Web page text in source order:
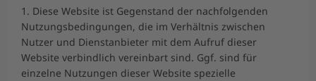
1. Diese Website ist Gegenstand der nachfolgenden
Nutzungsbedingungen, die im Verhältnis zwischen
Nutzer und Dienstanbieter mit dem Aufruf dieser
Website verbindlich vereinbart sind. Ggf. sind für
einzelne Nutzungen dieser Website spezielle